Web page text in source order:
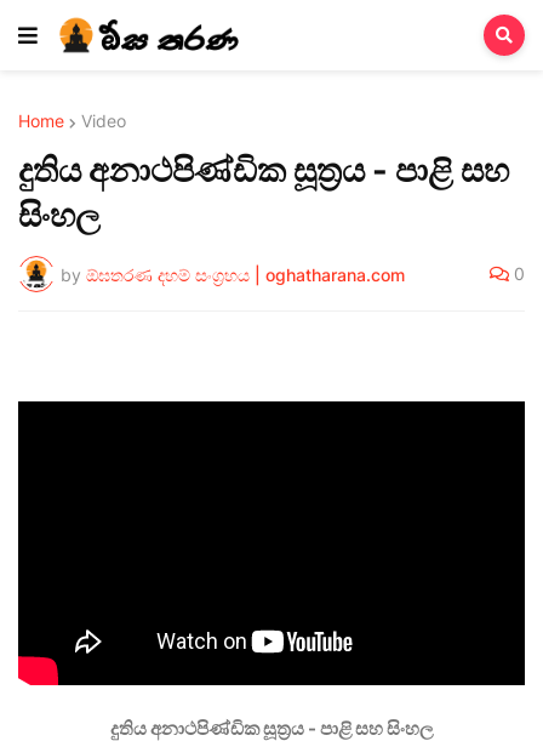
Home Video
දුතිය අනාථපිණ්ඩික සූත්‍රය - පාළි සහ
සිංහල
by ඕඝතරණ දහම් සංග්‍රහය | oghatharana.com 0
දුතිය අනාථපිණ්ඩික සූත්‍රය - පාළි සහ සිංහල